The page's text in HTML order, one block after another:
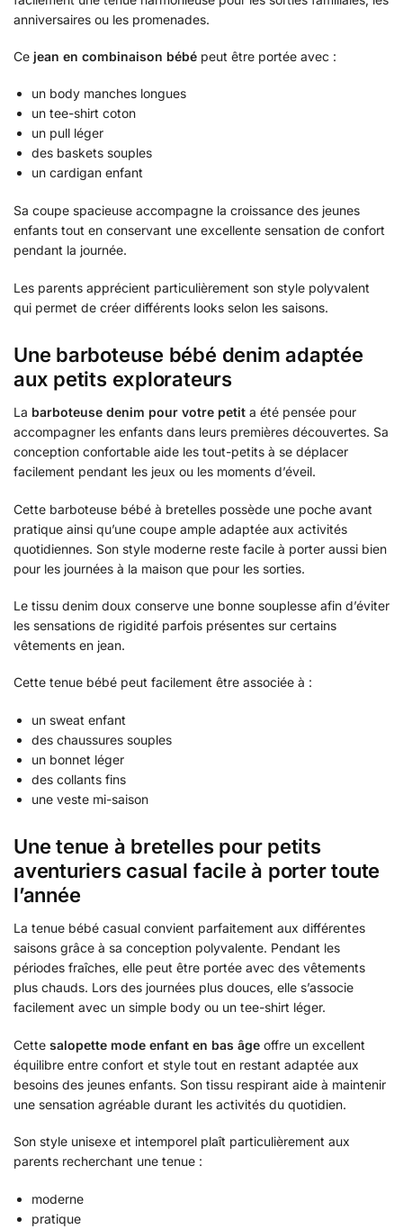
anniversaires ou les promenades.
Ce jean en combinaison bébé peut être portée avec :
un body manches longues
un tee-shirt coton
un pull léger
des baskets souples
un cardigan enfant
Sa coupe spacieuse accompagne la croissance des jeunes
enfants tout en conservant une excellente sensation de confort
pendant la journée.
Les parents apprécient particulièrement son style polyvalent
qui permet de créer différents looks selon les saisons.
Une barboteuse bébé denim adaptée
aux petits explorateurs
La barboteuse denim pour votre petit a été pensée pour
accompagner les enfants dans leurs premières découvertes. Sa
conception confortable aide les tout-petits à se déplacer
facilement pendant les jeux ou les moments d’éveil.
Cette barboteuse bébé à bretelles possède une poche avant
pratique ainsi qu’une coupe ample adaptée aux activités
quotidiennes. Son style moderne reste facile à porter aussi bien
pour les journées à la maison que pour les sorties.
Le tissu denim doux conserve une bonne souplesse afin d’éviter
les sensations de rigidité parfois présentes sur certains
vêtements en jean.
Cette tenue bébé peut facilement être associée à :
un sweat enfant
des chaussures souples
un bonnet léger
des collants fins
une veste mi-saison
Une tenue à bretelles pour petits
aventuriers casual facile à porter toute
l’année
La tenue bébé casual convient parfaitement aux différentes
saisons grâce à sa conception polyvalente. Pendant les
périodes fraîches, elle peut être portée avec des vêtements
plus chauds. Lors des journées plus douces, elle s’associe
facilement avec un simple body ou un tee-shirt léger.
Cette salopette mode enfant en bas âge offre un excellent
équilibre entre confort et style tout en restant adaptée aux
besoins des jeunes enfants. Son tissu respirant aide à maintenir
une sensation agréable durant les activités du quotidien.
Son style unisexe et intemporel plaît particulièrement aux
parents recherchant une tenue :
moderne
pratique